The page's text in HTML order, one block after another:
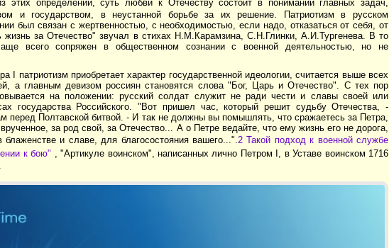
этих определений, суть любви к Отечеству состоит в понимании главных задач,
и государством, в неустанной борьбе за их решение. Патриотизм в русском
был связан с жертвенностью, с необходимостью, если надо, отказаться от себя, от
за Отечество" звучал в стихах Н.М.Карамзина, С.Н.Глинки, А.И.Тургенева. В то
всего сопряжен в общественном сознании с военной деятельностью, но не
I патриотизм приобретает характер государственной идеологии, считается выше всех
а главным девизом россиян становятся слова "Бог, Царь и Отечество". С тех пор
на положении: русский солдат служит не ради чести и славы своей или
государства Российского. "Вот пришел час, который решит судьбу Отечества, -
перед Полтавской битвой. - И так не должны вы помышлять, что сражаетесь за Петра,
за род свой, за Отечество... А о Петре ведайте, что ему жизнь его не дорога,
и славе, для благосостояния вашего...". 2 Такой подход к военной службе
к бою" , "Артикуле воинском", написанных лично Петром I, в Уставе воинском 1716